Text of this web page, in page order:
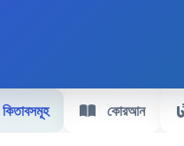
কিতাবসমূহ কোরআন